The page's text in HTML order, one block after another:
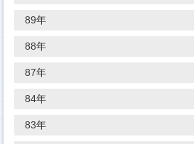
89年
88年
87年
84年
83年